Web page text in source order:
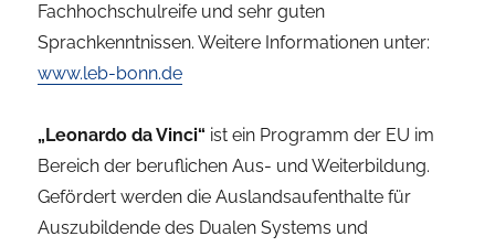
Fachhochschulreife und sehr guten
Sprachkenntnissen. Weitere Informationen unter:
www.leb-bonn.de
„Leonardo da Vinci“ ist ein Programm der EU im
Bereich der beruflichen Aus- und Weiterbildung.
Gefördert werden die Auslandsaufenthalte für
Auszubildende des Dualen Systems und